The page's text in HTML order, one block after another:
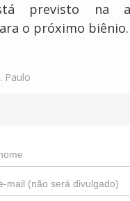
previsto na
o próximo biênio.
Paulo